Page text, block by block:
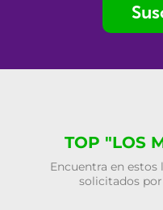
TOP "LOS
Encuentra en
solicitados